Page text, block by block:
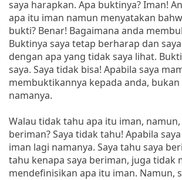
saya harapkan. Apa buktinya? Iman!
apa itu iman namun menyatakan
bukti? Benar! Bagaimana anda
Buktinya saya tetap berharap dan
dengan apa yang tidak saya lihat.
saya. Saya tidak bisa! Apabila saya
membuktikannya kepada anda,
namanya.
Walau tidak tahu apa itu iman,
beriman? Saya tidak tahu! Apabila
iman lagi namanya. Saya tahu saya
tahu kenapa saya beriman, juga tidak
mendefinisikan apa itu iman. Namun,